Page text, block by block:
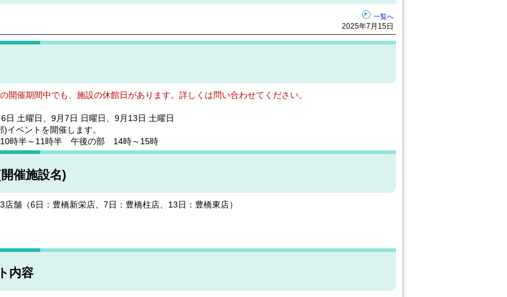
一覧へ
2025年7月15日
開催期間中でも、施設の休館日があります。詳しくは問い合わせてください。
日 土曜日、9月7日 日曜日、9月13日 土曜日
)イベントを開催します。
時半～11時半 午後の部 14時～15時
催施設名)
店舗（6日：豊橋新栄店、7日：豊橋柱店、13日：豊橋東店）
内容